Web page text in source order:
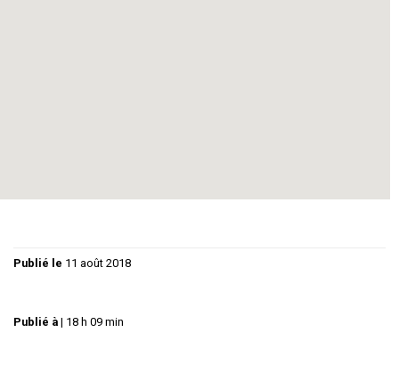
Publié le 11 août 2018
Publié à | 18 h 09 min